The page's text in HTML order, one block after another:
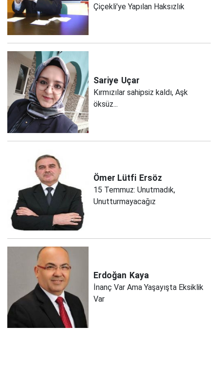
Çiçekli'ye Yapılan Haksızlık
Sariye Uçar
Kırmızılar sahipsiz kaldı, Aşk
öksüz...
Ömer Lütfi Ersöz
15 Temmuz: Unutmadık,
Unutturmayacağız
Erdoğan Kaya
İnanç Var Ama Yaşayışta Eksiklik
Var